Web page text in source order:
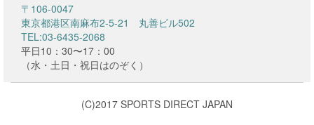
〒106-0047
東京都港区南麻布2-5-21 丸善ビル502
TEL:03-6435-2068
平日10：30〜17：00
（水・土日・祝日はのぞく）
(C)2017 SPORTS DIRECT JAPAN